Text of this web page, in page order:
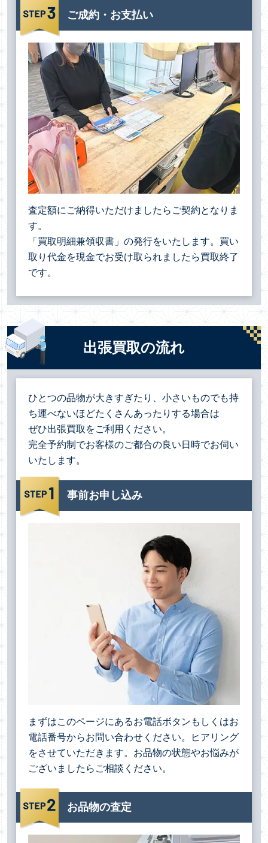
ご成約・お支払い
査定額にご納得いただけましたらご契約となりま
す。
「買取明細兼領収書」の発行をいたします。買い
取り代金を現金でお受け取られましたら買取終了
です。
出張買取の流れ
ひとつの品物が大きすぎたり、小さいものでも持
ち運べないほどたくさんあったりする場合は
ぜひ出張買取をご利用ください。
完全予約制でお客様のご都合の良い日時でお伺い
いたします。
事前お申し込み
まずはこのページにあるお電話ボタンもしくはお
電話番号からお問い合わせください。ヒアリング
をさせていただきます。お品物の状態やお悩みが
ございましたらご相談ください。
お品物の査定